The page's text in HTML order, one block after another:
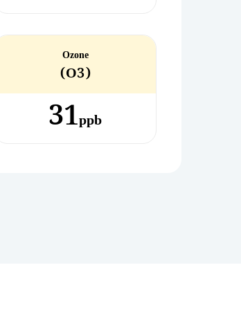
Ozone
(O3)
31ppb